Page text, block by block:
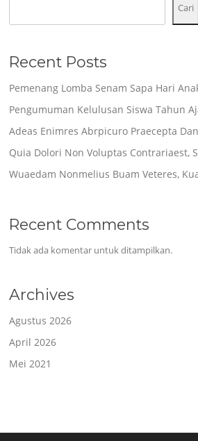
Cari
Recent Posts
Pemenang Lomba Senam Sapa Hari
Pengumuman Kelulusan Siswa Tahun
Adeas Enimres Abrpicuro Praecepta
Quia Dolori Non Voluptas Contrariaest,
Wuaedam Nonmelius Buam Veteres,
Recent Comments
Tidak ada komentar untuk ditampilkan.
Archives
Agustus 2026
April 2026
Mei 2021